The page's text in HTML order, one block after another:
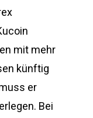
mit mehr
künftig
er
Bei